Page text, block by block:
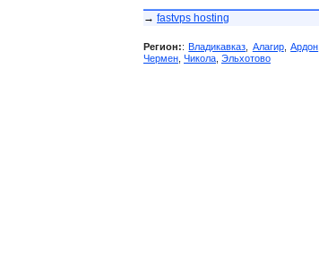
→ fastvps hosting
Регион::Владикавказ Алагир,Ардон
Чермен Чикола Эльхотово